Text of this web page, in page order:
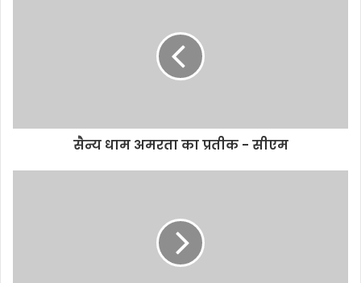
सैन्य धाम अमरता का प्रतीक - सीएम